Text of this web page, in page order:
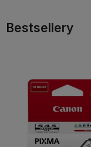
Bestsellery